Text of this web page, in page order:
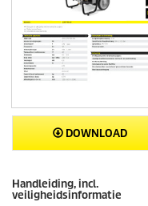
DOWNLOAD
Handleiding, incl.
veiligheidsinformatie